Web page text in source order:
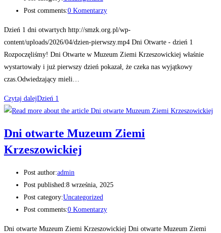
Post comments:0 Komentarzy
Dzień 1 dni otwartych http://smzk.org.pl/wp-
content/uploads/2026/04/dzien-pierwszy.mp4 Dni Otwarte - dzień 1
Rozpoczęliśmy! Dni Otwarte w Muzeum Ziemi Krzeszowickiej właśnie
wystartowały i już pierwszy dzień pokazał, że czeka nas wyjątkowy
czas.Odwiedzający mieli…
Czytaj dalejDzień 1
Dni otwarte Muzeum Ziemi
Krzeszowickiej
Post author:admin
Post published:8 września, 2025
Post category:Uncategorized
Post comments:0 Komentarzy
Dni otwarte Muzeum Ziemi Krzeszowickiej Dni otwarte Muzeum Ziemi